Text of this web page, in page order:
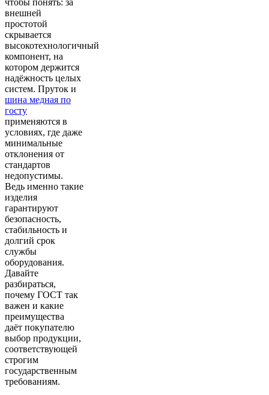
внешней
простотой
скрывается
высокотехнологичный
компонент, на
котором держится
надёжность целых
систем. Пруток и
шина медная по
госту
применяются в
условиях, где даже
минимальные
отклонения от
стандартов
недопустимы.
Ведь именно такие
изделия
гарантируют
безопасность,
стабильность и
долгий срок
службы
оборудования.
Давайте
разбираться,
почему ГОСТ так
важен и какие
преимущества
даёт покупателю
выбор продукции,
соответствующей
строгим
государственным
требованиям.